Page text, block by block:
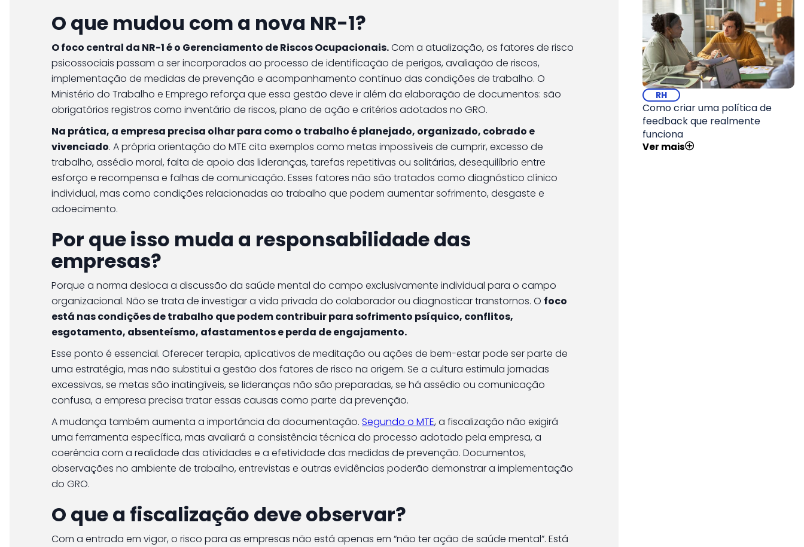
O que mudou com a nova NR-1?
O foco central da NR-1 é o Gerenciamento de Riscos Ocupacionais.Com a atualização, os fatores de risco
psicossociais passam a ser incorporados ao processo de identificação de perigos, avaliação de riscos,
implementação de medidas de prevenção e acompanhamento contínuo das condições de trabalho. O
Ministério do Trabalho e Emprego reforça que essa gestão deve ir além da elaboração de documentos: são
obrigatórios registros como inventário de riscos, plano de ação e critérios adotados no GRO.
Na prática, a empresa precisa olhar para como o trabalho é planejado, organizado, cobrado e
vivenciado. A própria orientação do MTE cita exemplos como metas impossíveis de cumprir, excesso de
trabalho, assédio moral, falta de apoio das lideranças, tarefas repetitivas ou solitárias, desequilíbrio entre
esforço e recompensa e falhas de comunicação. Esses fatores não são tratados como diagnóstico clínico
individual, mas como condições relacionadas ao trabalho que podem aumentar sofrimento, desgaste e
adoecimento.
Por que isso muda a responsabilidade das
empresas?
Porque a norma desloca a discussão da saúde mental do campo exclusivamente individual para o campo
organizacional. Não se trata de investigar a vida privada do colaborador ou diagnosticar transtornos. O foco
está nas condições de trabalho que podem contribuir para sofrimento psíquico, conflitos,
esgotamento, absenteísmo, afastamentos e perda de engajamento.
Esse ponto é essencial. Oferecer terapia, aplicativos de meditação ou ações de bem-estar pode ser parte de
uma estratégia, mas não substitui a gestão dos fatores de risco na origem. Se a cultura estimula jornadas
excessivas, se metas são inatingíveis, se lideranças não são preparadas, se há assédio ou comunicação
confusa, a empresa precisa tratar essas causas como parte da prevenção.
A mudança também aumenta a importância da documentação. Segundo o MTE, a fiscalização não exigirá
uma ferramenta específica, mas avaliará a consistência técnica do processo adotado pela empresa, a
coerência com a realidade das atividades e a efetividade das medidas de prevenção. Documentos,
observações no ambiente de trabalho, entrevistas e outras evidências poderão demonstrar a implementação
do GRO.
O que a fiscalização deve observar?
Com a entrada em vigor, o risco para as empresas não está apenas em “não ter ação de saúde mental”. Está
RH
Como criar uma política de
feedback que realmente
funciona
Ver mais